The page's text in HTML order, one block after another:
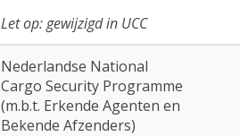
Let op: gewijzigd in UCC
Nederlandse National
Cargo Security Programme
(m.b.t. Erkende Agenten en
Bekende Afzenders)